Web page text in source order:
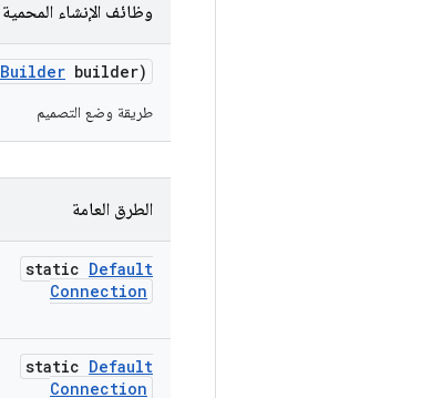
وظائف الإنشاء المحمية
Builder builder)
طريقة وضع التصميم
الطرق العامة
static Default
Connection
static Default
Connection